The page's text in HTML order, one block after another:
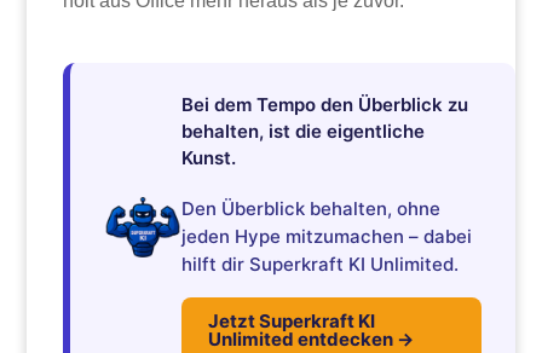
Bei dem Tempo den Überblick zu
behalten, ist die eigentliche
Kunst.
Den Überblick behalten, ohne
jeden Hype mitzumachen – dabei
hilft dir Superkraft KI Unlimited.
Jetzt Superkraft KI
Unlimited entdecken →